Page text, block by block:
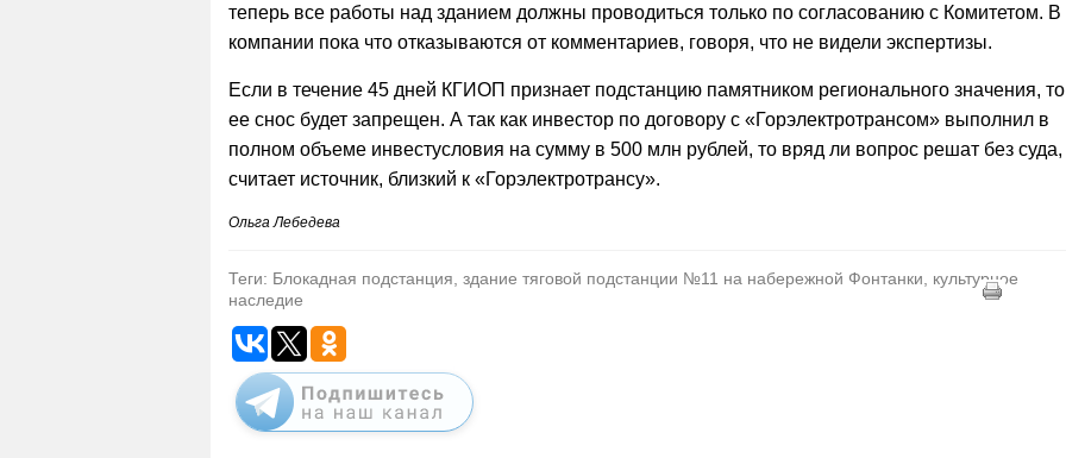
теперь все работы над зданием должны проводиться только по согласованию с Комитетом. В
компании пока что отказываются от комментариев, говоря, что не видели экспертизы.
Если в течение 45 дней КГИОП признает подстанцию памятником регионального значения, то
ее снос будет запрещен. А так как инвестор по договору с «Горэлектротрансом» выполнил в
полном объеме инвестусловия на сумму в 500 млн рублей, то вряд ли вопрос решат без суда,
считает источник, близкий к «Горэлектротрансу».
Ольга Лебедева
Теги: Блокадная подстанция, здание тяговой подстанции №11 на набережной Фонтанки, культурное
наследие